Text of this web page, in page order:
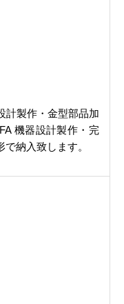
計製作・金型部品加
機器設計製作・完
納入致します。